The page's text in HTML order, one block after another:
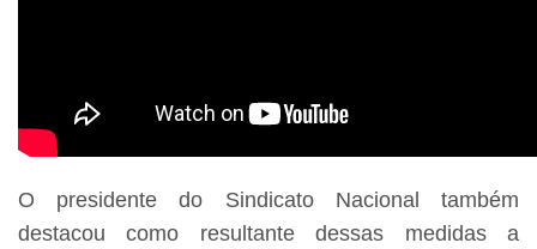
O presidente do Sindicato Nacional também
destacou como resultante dessas medidas a